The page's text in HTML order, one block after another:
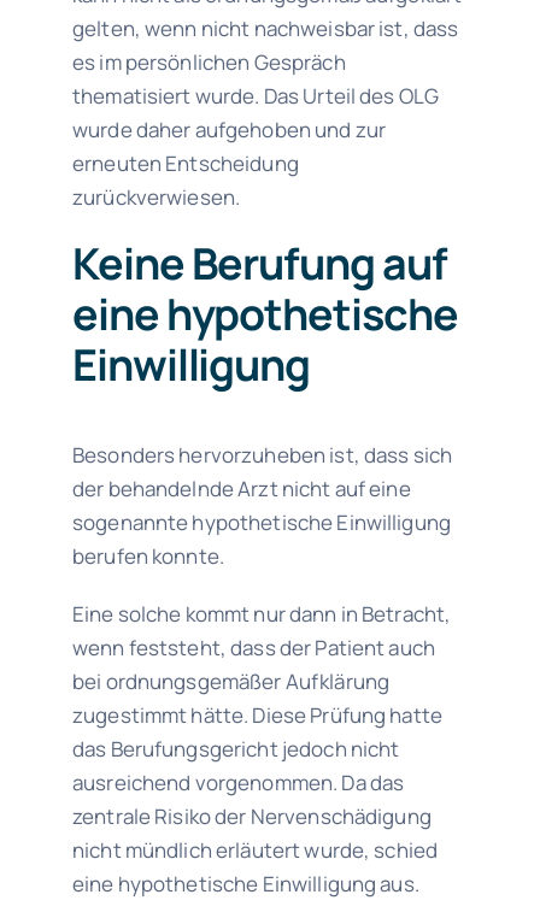
gelten, wenn nicht nachweisbar ist, dass
es im persönlichen Gespräch
thematisiert wurde. Das Urteil des OLG
wurde daher aufgehoben und zur
erneuten Entscheidung
zurückverwiesen.
Keine Berufung auf
eine hypothetische
Einwilligung
Besonders hervorzuheben ist, dass sich
der behandelnde Arzt nicht auf eine
sogenannte hypothetische Einwilligung
berufen konnte.
Eine solche kommt nur dann in Betracht,
wenn feststeht, dass der Patient auch
bei ordnungsgemäßer Aufklärung
zugestimmt hätte. Diese Prüfung hatte
das Berufungsgericht jedoch nicht
ausreichend vorgenommen. Da das
zentrale Risiko der Nervenschädigung
nicht mündlich erläutert wurde, schied
eine hypothetische Einwilligung aus.